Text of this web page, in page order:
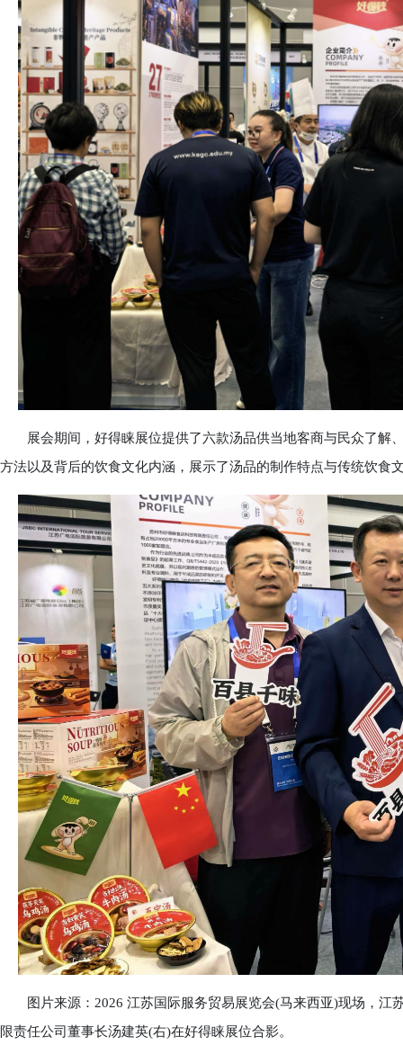
展会期间，好得睐展位提供了六款汤品供当地客商与民众了解
方法以及背后的饮食文化内涵，展示了汤品的制作特点与传统饮食
图片来源：2026 江苏国际服务贸易展览会(马来西亚)现场，江
限责任公司董事长汤建英(右)在好得睐展位合影。